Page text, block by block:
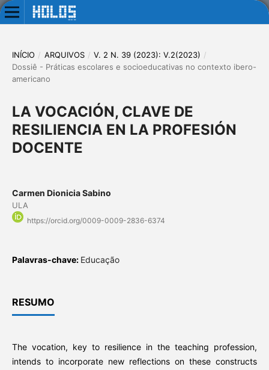
INÍCIO / ARQUIVOS / V. 2 N. 39 (2023): V.2(2023) /
Dossiê - Práticas escolares e socioeducativas no contexto ibero-
americano
LA VOCACIÓN, CLAVE DE
RESILIENCIA EN LA PROFESIÓN
DOCENTE
Carmen Dionicia Sabino
ULA
https://orcid.org/0009-0009-2836-6374
Palavras-chave: Educação
RESUMO
The vocation, key to resilience in the teaching profession,
intends to incorporate new reflections on these constructs